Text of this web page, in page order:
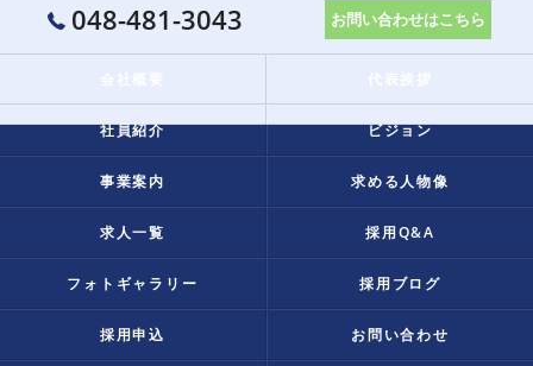
048-481-3043 お問い合わせはこちら
社員紹介 ビジョン
事業案内 求める人物像
求人一覧 採用Q&A
フォトギャラリー 採用ブログ
採用申込 お問い合わせ